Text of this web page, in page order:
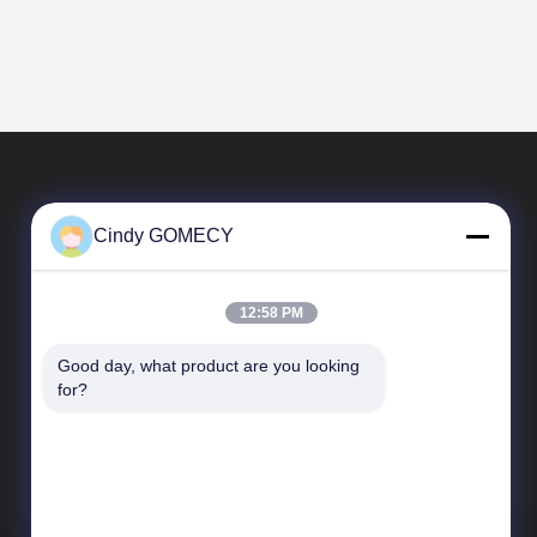
Tautan Langsung
Cindy GOMECY
12:58 PM
Good day, what product are you looking
for?